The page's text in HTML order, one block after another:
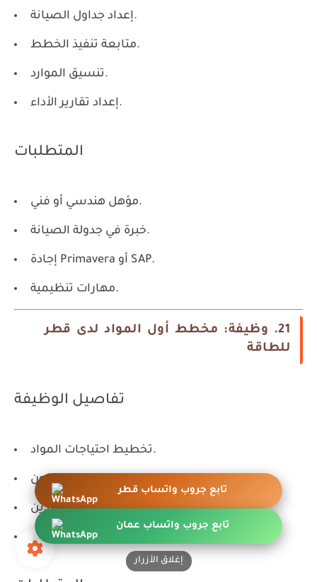
إعداد جداول الصيانة.
متابعة تنفيذ الخطط.
تنسيق الموارد.
إعداد تقارير الأداء.
المتطلبات
مؤهل هندسي أو فني.
خبرة في جدولة الصيانة.
إجادة Primavera أو SAP.
مهارات تنظيمية.
21. وظيفة: مخطط أول المواد لدى قطر
للطاقة
تفاصيل الوظيفة
تخطيط احتياجات المواد.
التنسيق مع الموردين.
تابع جروب واتساب قطر
تابع جروب واتساب عمان
إغلاق الأزرار